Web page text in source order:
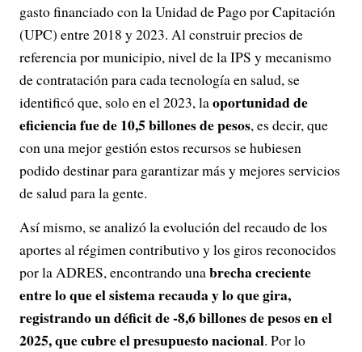
gasto financiado con la Unidad de Pago por Capitación
(UPC) entre 2018 y 2023. Al construir precios de
referencia por municipio, nivel de la IPS y mecanismo
de contratación para cada tecnología en salud, se
identificó que, solo en el 2023, laoportunidad de
eficiencia fue de 10,5 billones de pesos, es decir, que
con una mejor gestión estos recursos se hubiesen
podido destinar para garantizar más y mejores servicios
de salud para la gente.
Así mismo, se analizó la evolución del recaudo de los
aportes al régimen contributivo y los giros reconocidos
por la ADRES, encontrando unabrecha creciente
entre lo que el sistema recauda y lo que gira,
registrando un déficit de -8,6 billones de pesos en el
2025, que cubre el presupuesto nacional. Por lo